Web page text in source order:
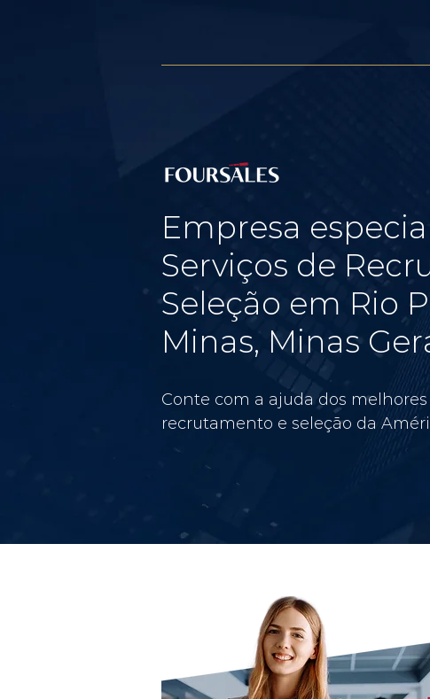
Empresa
Serviços de
Seleção em Rio
Minas, Minas
Conte com a ajuda dos
recrutamento e seleção da